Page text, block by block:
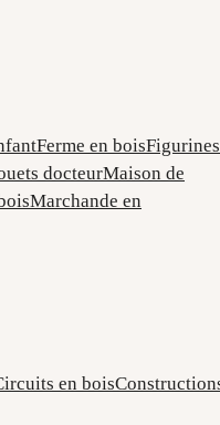
Ferme en boisFigurines
docteurMaison de
Marchande en
en bois